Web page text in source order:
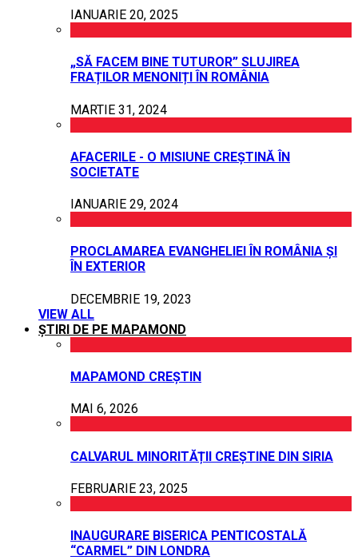
IANUARIE 20, 2025
„SĂ FACEM BINE TUTUROR” SLUJIREA
FRAȚILOR MENONIȚI ÎN ROMÂNIA
MARTIE 31, 2024
AFACERILE - O MISIUNE CREȘTINĂ ÎN
SOCIETATE
IANUARIE 29, 2024
PROCLAMAREA EVANGHELIEI ÎN ROMÂNIA ȘI
ÎN EXTERIOR
DECEMBRIE 19, 2023
VIEW ALL
ȘTIRI DE PE MAPAMOND
MAPAMOND CREȘTIN
MAI 6, 2026
CALVARUL MINORITĂȚII CREȘTINE DIN SIRIA
FEBRUARIE 23, 2025
INAUGURARE BISERICA PENTICOSTALĂ
“CARMEL” DIN LONDRA